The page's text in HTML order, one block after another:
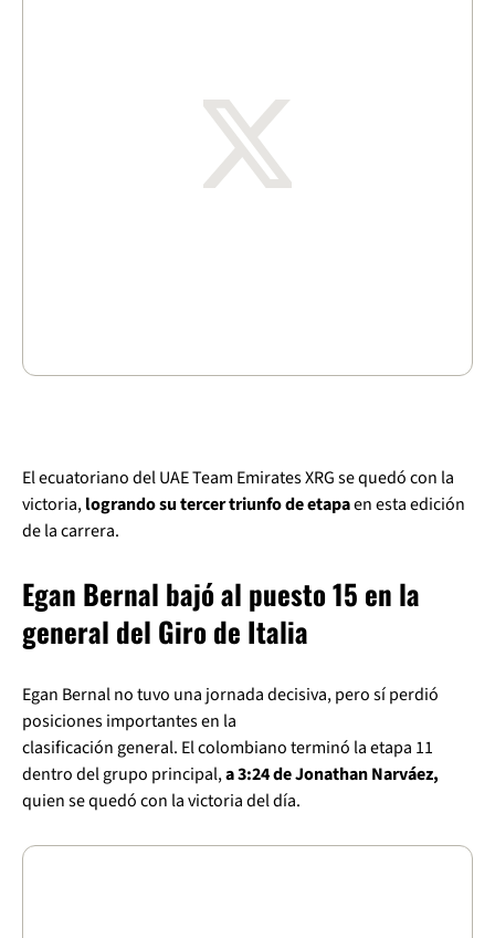
El ecuatoriano del UAE Team Emirates XRG se quedó con la
victoria,logrando su tercer triunfo de etapaen esta edición
de la carrera.
Egan Bernal bajó al puesto 15 en la
general del Giro de Italia
Egan Bernal no tuvo una jornada decisiva, pero sí perdió
posiciones importantes en la
clasificación general. El colombiano terminó la etapa 11
dentro del grupo principal,a 3:24 de Jonathan Narváez,
quien se quedó con la victoria del día.